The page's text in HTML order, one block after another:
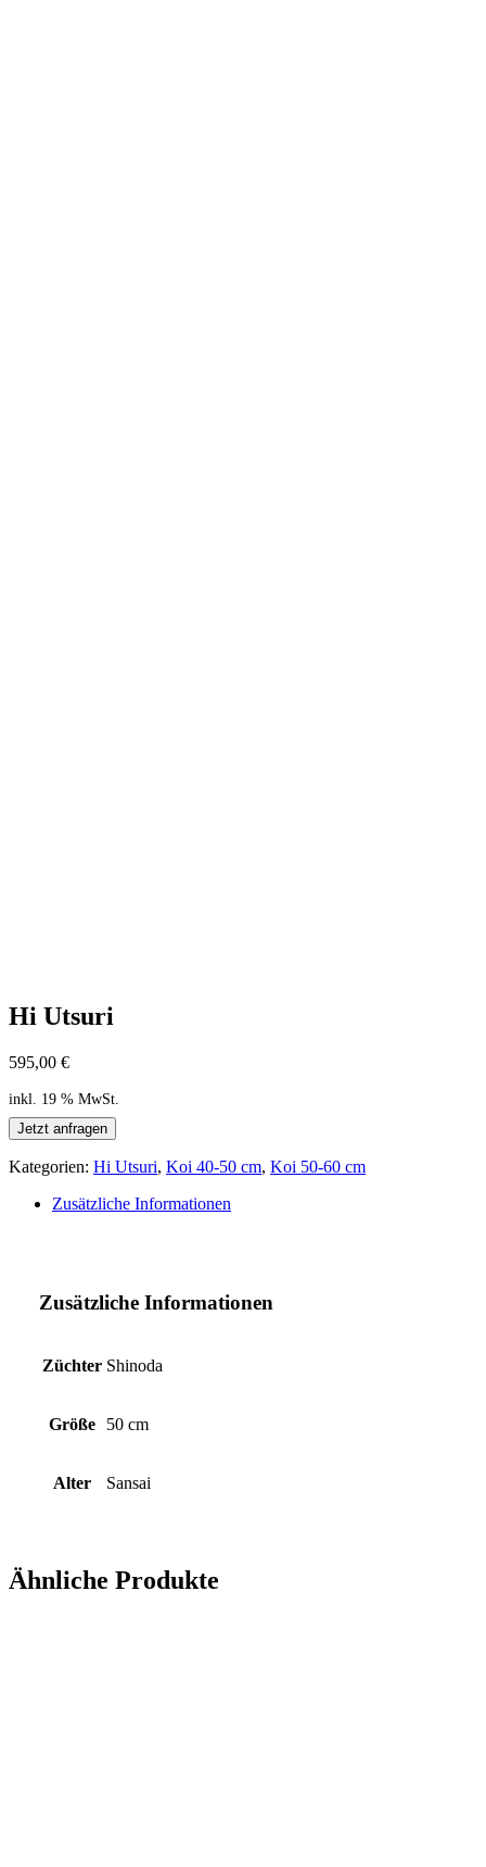
Hi Utsuri
595,00 €
inkl. 19 % MwSt.
Jetzt anfragen
Kategorien: Hi Utsuri, Koi 40-50 cm, Koi 50-60 cm
Zusätzliche Informationen
Zusätzliche Informationen
Züchter Shinoda
Größe 50 cm
Alter Sansai
Ähnliche Produkte